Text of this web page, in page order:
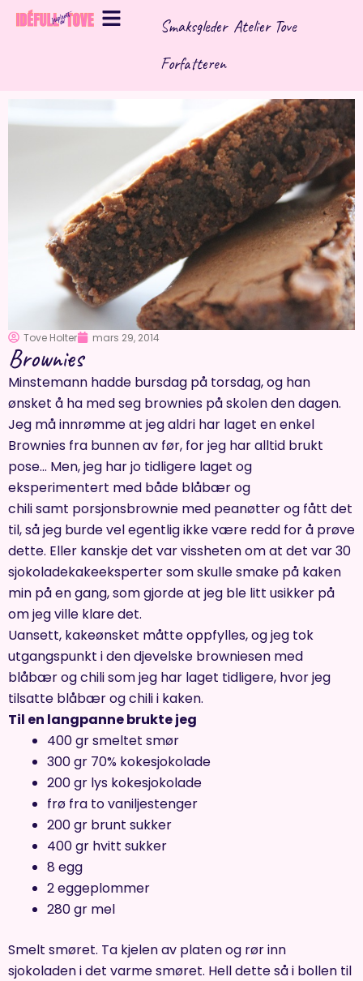
Hopp
rett
Smaksgleder Atelier Tove
Forfatteren
Tove Holter mars 29, 2014
Brownies
Minstemann hadde bursdag på torsdag, og han
ønsket å ha med seg brownies på skolen den dagen.
Jeg må innrømme at jeg aldri har laget en enkel
Brownies fra bunnen av før, for jeg har alltid brukt
pose… Men, jeg har jo tidligere laget og
eksperimentert med både blåbær og
chili samt porsjonsbrownie med peanøtter og fått det
til, så jeg burde vel egentlig ikke være redd for å prøve
dette. Eller kanskje det var vissheten om at det var 30
sjokoladekakeeksperter som skulle smake på kaken
min på en gang, som gjorde at jeg ble litt usikker på
om jeg ville klare det.
Uansett, kakeønsket måtte oppfylles, og jeg tok
utgangspunkt i den djevelske browniesen med
blåbær og chili som jeg har laget tidligere, hvor jeg
tilsatte blåbær og chili i kaken.
Til en langpanne brukte jeg
400 gr smeltet smør
300 gr 70% kokesjokolade
200 gr lys kokesjokolade
frø fra to vaniljestenger
200 gr brunt sukker
400 gr hvitt sukker
8 egg
2 eggeplommer
280 gr mel
Smelt smøret. Ta kjelen av platen og rør inn
sjokoladen i det varme smøret. Hell dette så i bollen til